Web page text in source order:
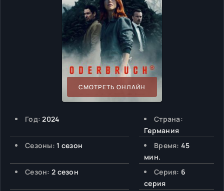
СМОТРЕТЬ ОНЛАЙН
Год: 2024
Страна:
Германия
Сезоны: 1 сезон Время: 45
мин.
Сезон: 2 сезон Серия: 6
серия